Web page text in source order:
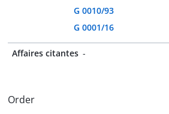
G 0010/93
G 0001/16
Affaires citantes -
Order